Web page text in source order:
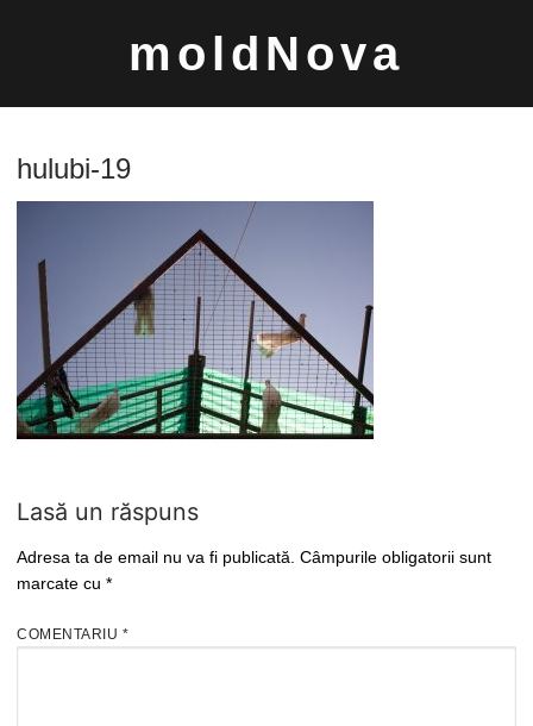
moldNova
Caută
după:
hulubi-19
Lasă un răspuns
Adresa ta de email nu va fi publicată. Câmpurile obligatorii sunt
marcate cu *
COMENTARIU *